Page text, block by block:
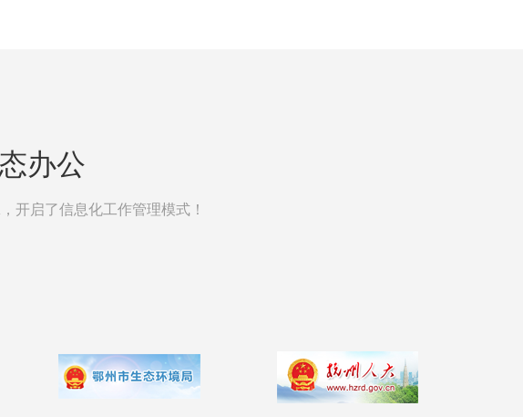
办公
开启了信息化工作管理模式！